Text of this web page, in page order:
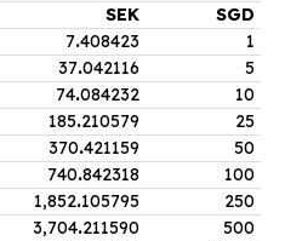
SGD
SEK
1
7.408423
5
37.042116
10
74.084232
25
185.210579
50
370.421159
100
740.842318
250
1,852.105795
500
3,704.211590